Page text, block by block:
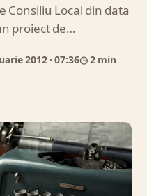
Consiliu Local din data
proiect de…
2012 · 07:36◷ 2 min